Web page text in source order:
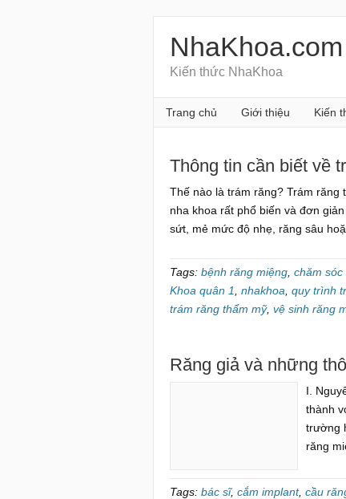
NhaKhoa.com
Kiến thức NhaKhoa
Trang chủ Giới thiệu Kiến
Thông tin cần biết về
Thế nào là trám răng? Trám
nha khoa rất phổ biến và đơn
sứt, mẻ mức độ nhẹ, răng sâu
Tags: bệnh răng miệng chăm
Khoa quân 1
nhakhoa quy trình
trám răng thẩm mỹ, vệ sinh răng
Răng giả và những
I.
thành
trường
răng
Tags: bác sĩ, cắm implant, cầu